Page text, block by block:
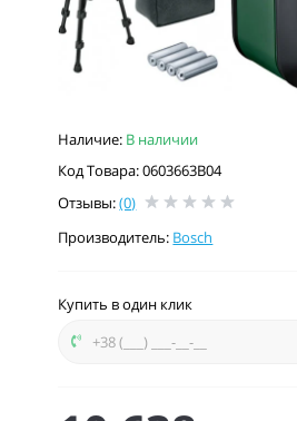
Наличие: В наличии
Код Товара: 0603663B04
Отзывы:(0)
Производитель: Bosch
Купить в один клик